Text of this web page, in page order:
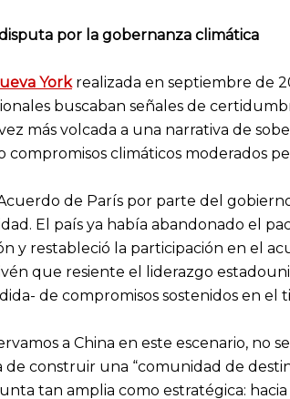
por la gobernanza climática
Yorkrealizada en septiembre de
buscaban señales de
más volcada a una narrativa de
compromisos climáticos moderados
de París por parte del
El país ya había abandonado el
y restableció la participación en el
que resiente el liderazgo
de compromisos sostenidos en el
a China en este escenario, no
de construir una “comunidad de
tan amplia como estratégica: